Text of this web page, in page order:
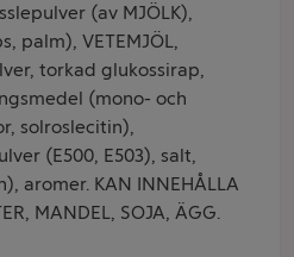
(av MJÖLK),
palm), VETEMJÖL,
torkad glukossirap,
(mono- och
solroslecitin),
(E500, E503), salt,
aromer. KAN INNEHÅLLA
MANDEL, SOJA, ÄGG.